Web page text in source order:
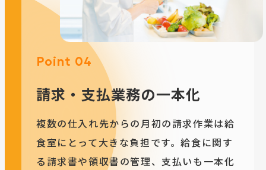
Point 04
請求・支払業務の一本化
複数の仕入れ先からの月初の請求作業は給
食室にとって大きな負担です。給食に関す
る請求書や領収書の管理、支払いも一本化